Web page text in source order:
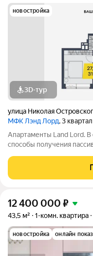
новостройка
3D-тур
улица Николая
МФК Лэнд Лорд, 3
Апартаменты Land Lord.
способы получения
доходных инвестиций
коммерческая
12 400 000 ₽
43,5 м² 1-комн. квартира
новостройка онлайн показ